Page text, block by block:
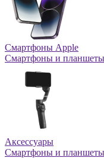
Смартфоны Apple
Смартфоны и планшеты
Аксессуары
Смартфоны и планшеты